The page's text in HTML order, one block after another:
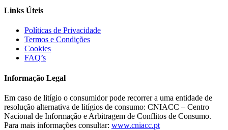
Links Úteis
Políticas de Privacidade
Termos e Condições
Cookies
FAQ’s
Informação Legal
Em caso de litígio o consumidor pode recorrer a uma entidade de
resolução alternativa de litígios de consumo: CNIACC – Centro
Nacional de Informação e Arbitragem de Conflitos de Consumo.
Para mais informações consultar: www.cniacc.pt